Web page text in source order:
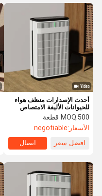
أحدث الإصدارات منظف هواء
للحيوانات الأليفة الامتصاص
الشعر العائم مرشح هيبا إزالة
الرائحة
MOQ:500 قطعة
الأسعار:negotiable
افضل سعر
اتصال